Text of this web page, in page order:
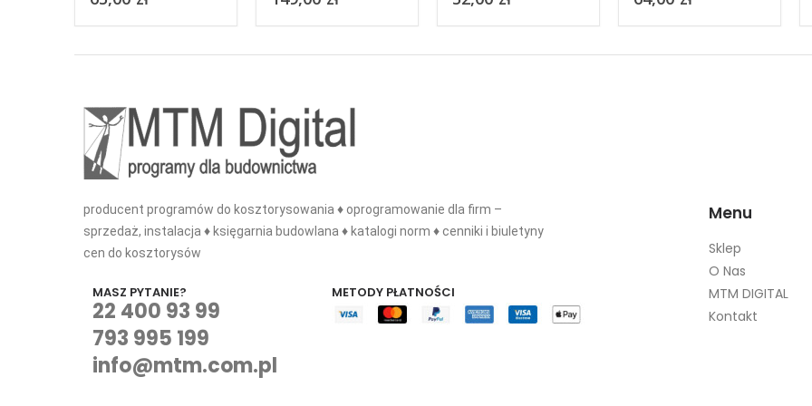
odpowiedziach 2025
zawodach technik
elektryk
producent programów do kosztorysowania ♦ oprogramowanie dla firm –
sprzedaż, instalacja ♦ księgarnia budowlana ♦ katalogi norm ♦ cenniki i biuletyny
cen do kosztorysów
MASZ PYTANIE?
22 400 93 99
793 995 199
info@mtm.com.pl
METODY PŁATNOŚCI
Menu
Sklep
O Nas
MTM DIGITAL
Kontakt